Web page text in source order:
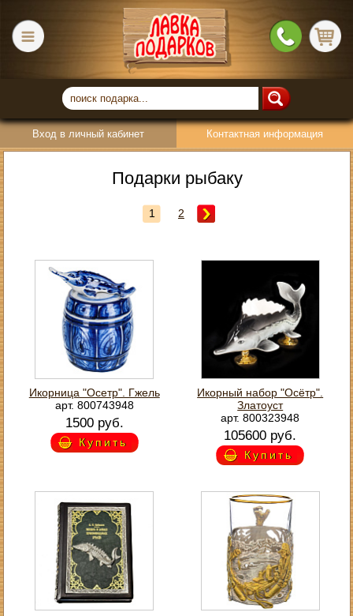
Вход в личный кабинет Контактная информация
Подарки рыбаку
1 2
Икорница "Осетр". Гжель
арт. 800743948
1500 руб.
Купить
Икорный набор "Осётр".
Златоуст
арт. 800323948
105600 руб.
Купить